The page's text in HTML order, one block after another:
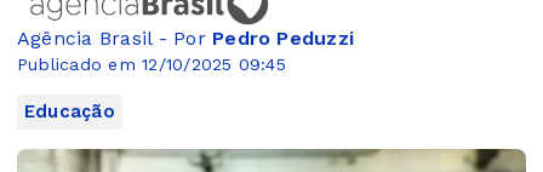
Agência Brasil - Por Pedro Peduzzi
Publicado em 12/10/2025 09:45
Educação